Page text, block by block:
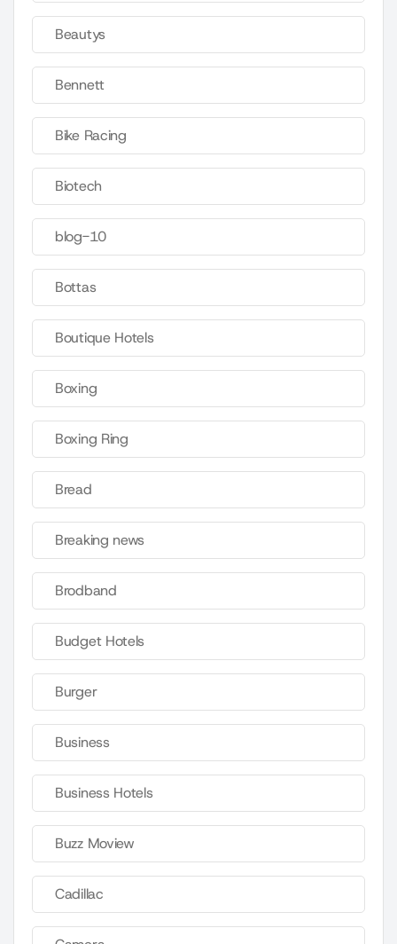
Beautys
Bennett
Bike Racing
Biotech
blog-10
Bottas
Boutique Hotels
Boxing
Boxing Ring
Bread
Breaking news
Brodband
Budget Hotels
Burger
Business
Business Hotels
Buzz Moview
Cadillac